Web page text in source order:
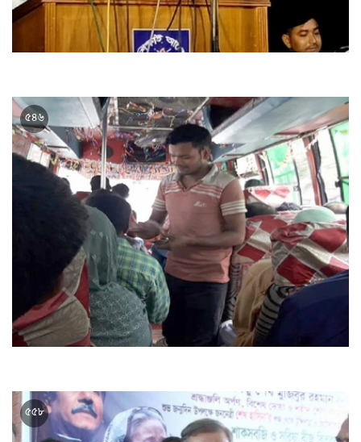
জ্বালানি তেলের দাম এখনও অনেক দেশের চেয়ে কম: তথ্যমন্ত্রী
৫৪৬
বাসভাড়া কত বাড়তে পারে, জানালেন তথ্যমন্ত্রী
৫৫৮